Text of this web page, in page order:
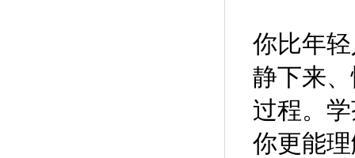
你比年
静下来
过程。
你更能